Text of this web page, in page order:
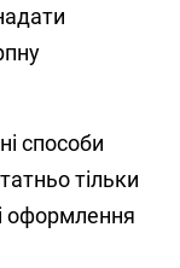
способи
тільки
оформлення